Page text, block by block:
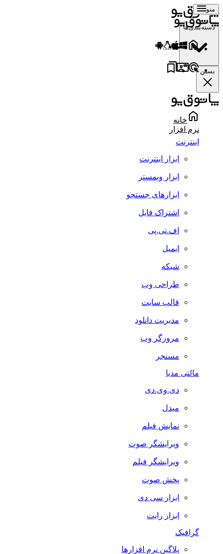
منو
دسته‌بندی‌ها
بستن
خانه
نرم افزار
اینترنت
ابزار اینترنت
ابزار وبمستر
ابزارهای جستجو
اشتراک فایل
اف.تی.پی
ایمیل
شبکه
طراحی وب
قالب سایت
مدیریت دانلود
مرورگر وب
مسنجر
مالتی مدیا
دی.وی.دی
مبدل
نمایش فیلم
ویرایشگر صوت
ویرایشگر فیلم
پخش صوت
ابزار سی دی
ابزار رایت
گرافیک
پلاگین نرم افزارها